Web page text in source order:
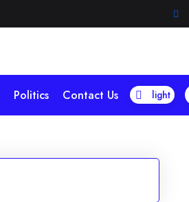
Politics Contact Us